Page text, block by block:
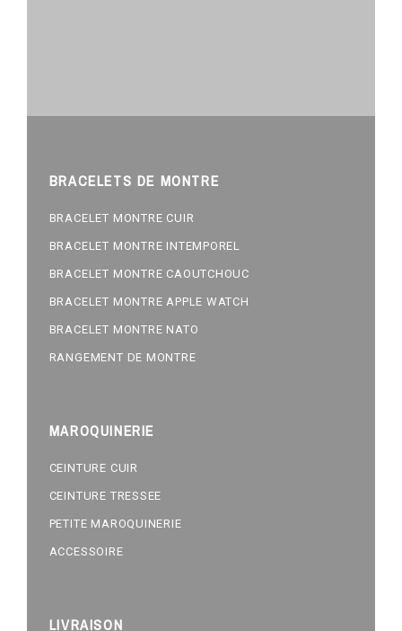
BRACELETS DE MONTRE
BRACELET MONTRE CUIR
BRACELET MONTRE INTEMPOREL
BRACELET MONTRE CAOUTCHOUC
BRACELET MONTRE APPLE WATCH
BRACELET MONTRE NATO
RANGEMENT DE MONTRE
MAROQUINERIE
CEINTURE CUIR
CEINTURE TRESSEE
PETITE MAROQUINERIE
ACCESSOIRE
LIVRAISON